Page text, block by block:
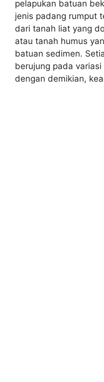
pelapukan batuan
jenis padang rumput
dari tanah liat yang
atau tanah humus
batuan sedimen.
berujung pada
dengan demikian,